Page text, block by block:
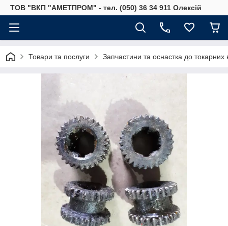
ТОВ "ВКП "АМЕТПРОМ" - тел. (050) 36 34 911 Олексій
Товари та послуги Запчастини та оснастка до токарних